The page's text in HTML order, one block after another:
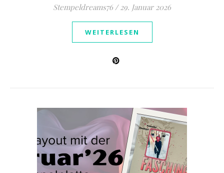
Stempeldreams76 / 29. Januar 2026
WEITERLESEN